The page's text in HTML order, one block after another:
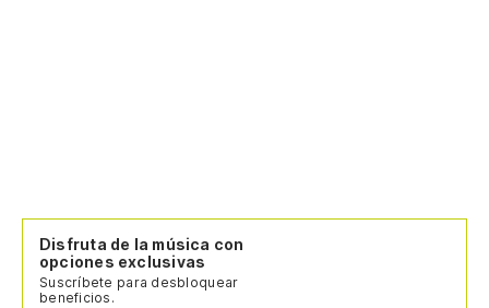
Disfruta de la música con
opciones exclusivas
Suscríbete para desbloquear
beneficios.